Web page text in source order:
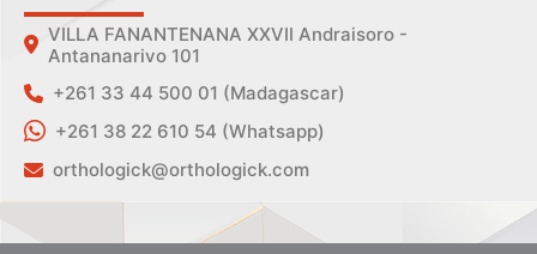
VILLA FANANTENANA XXVII Andraisoro -
Antananarivo 101
+261 33 44 500 01 (Madagascar)
+261 38 22 610 54 (Whatsapp)
orthologick@orthologick.com